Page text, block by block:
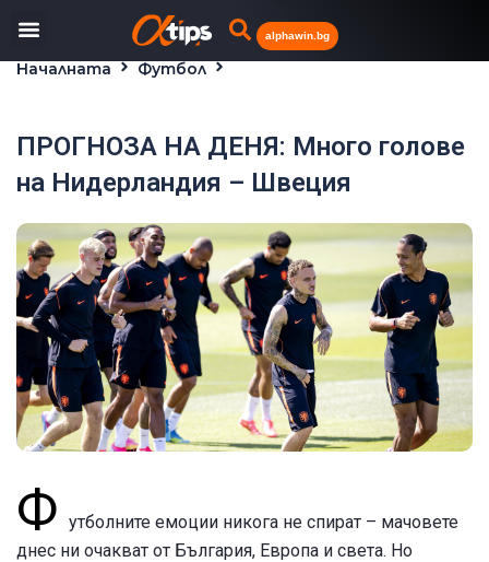
alphawin.bg
Началната
Футбол
ПРОГНОЗА НА ДЕНЯ: Много голове
на Нидерландия – Швеция
Ф утболните емоции никога не спират – мачовете
днес ни очакват от България, Европа и света. Но